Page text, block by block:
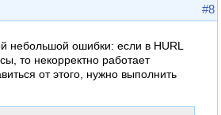
#8
небольшой ошибки: если в HURL
то некорректно работает
от этого, нужно выполнить